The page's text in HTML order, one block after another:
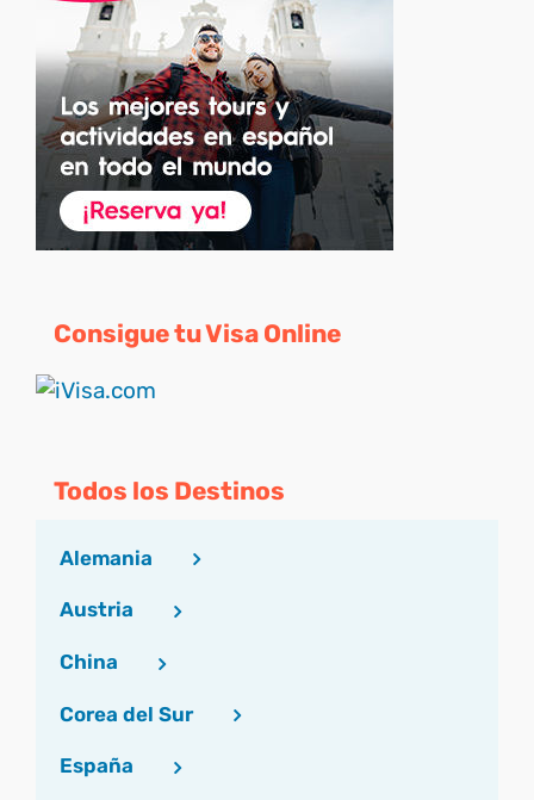
Consigue tu Visa Online
Todos los Destinos
Alemania
Austria
China
Corea del Sur
España